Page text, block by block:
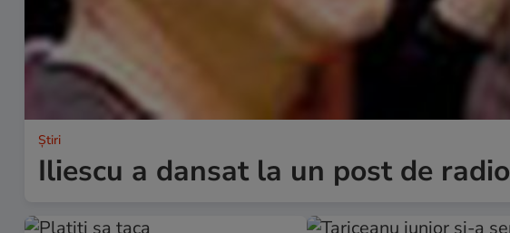
Ştiri
Iliescu a dansat la un post de radio